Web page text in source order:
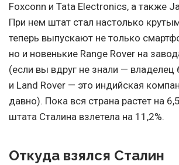
Foxconn и Tata Electronics, а также
При нем штат стал настолько
теперь выпускают не только
но и новенькие Range Rover на
(если вы вдруг не знали —
и Land Rover — это индийская
давно). Пока вся страна растет на
штата Сталина взлетела на 11,2%.
Откуда взялся Сталин